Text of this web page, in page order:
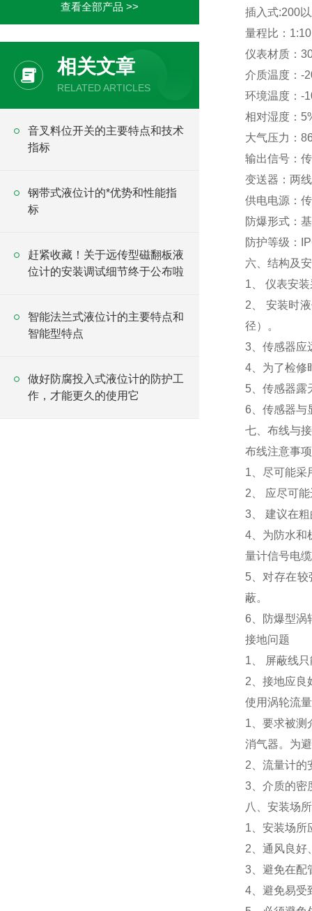
查看全部产品 >>
相关文章
RELATED ARTICLES
音叉料位开关的主要特点和技术
指标
钢带式液位计的*优势和性能指
标
赶紧收藏！关于远传型磁翻板液
位计的安装调试细节终于公布啦
智能法兰式液位计的主要特点和
智能型特点
做好防腐投入式液位计的防护工
作，才能更久的使用它
插入式:200
量程比：
仪表材质：
介质温度：
环境温度：
相对湿度：
大气压力：
输出信号：
变送器：两
供电电源：
防爆形式：
防护等级：
六、结构及
1、 仪表安
2、 安装时
径）。
3、传感器应
4、为了检修
5、传感器露
6、传感器与
七、布线与
布线注意事
1、尽可能采
2、 应尽可
3、 建议在
4、为防水和
量计信号电
5、对存在
蔽。
6、防爆型涡
接地问题
1、 屏蔽线
2、接地应
使用涡轮流
1、要求被测
消气器。为
2、流量计的
3、介质的密
八、安装场
1、安装场所
2、通风良好
3、避免在配
4、避免易受